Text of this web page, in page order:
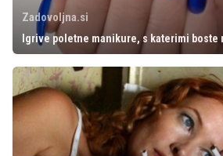
Zadovoljna.si
Igrive poletne manikure, s katerimi boste